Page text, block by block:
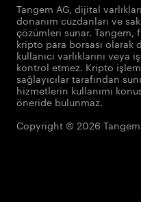
Tangem AG, dijital
donanım cüzdanları ve
çözümleri sunar. Tangem,
kripto para borsası olarak
kullanıcı varlıklarını
kontrol etmez. Kripto
sağlayıcılar tarafından
hizmetlerin kullanımı
öneride bulunmaz.